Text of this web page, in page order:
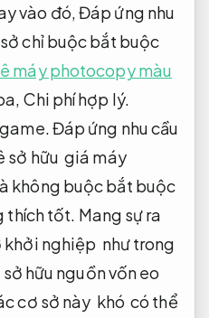
vào đó, Đáp ứng nhu
chỉ buộc bắt buộc
máy photocopy màu
Chi phí hợp lý.
Đáp ứng nhu cầu
sở hữu giá máy
không buộc bắt buộc
thích tốt. Mang sự ra
khởi nghiệp như trong
sở hữu nguồn vốn eo
cơ sở này khó có thể